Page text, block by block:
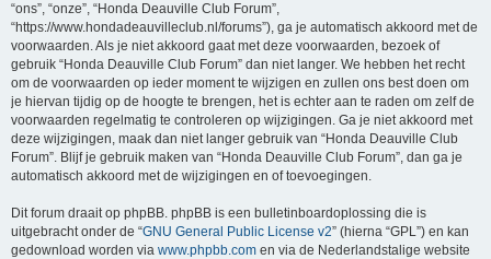
“ons”, “onze”, “Honda Deauville Club Forum”,
“https://www.hondadeauvilleclub.nl/forums”), ga je automatisch akkoord met de
voorwaarden. Als je niet akkoord gaat met deze voorwaarden, bezoek of
gebruik “Honda Deauville Club Forum” dan niet langer. We hebben het recht
om de voorwaarden op ieder moment te wijzigen en zullen ons best doen om
je hiervan tijdig op de hoogte te brengen, het is echter aan te raden om zelf de
voorwaarden regelmatig te controleren op wijzigingen. Ga je niet akkoord met
deze wijzigingen, maak dan niet langer gebruik van “Honda Deauville Club
Forum”. Blijf je gebruik maken van “Honda Deauville Club Forum”, dan ga je
automatisch akkoord met de wijzigingen en of toevoegingen.
Dit forum draait op phpBB. phpBB is een bulletinboardoplossing die is
uitgebracht onder de “GNU General Public License v2” (hierna “GPL”) en kan
gedownload worden via www.phpbb.com en via de Nederlandstalige website